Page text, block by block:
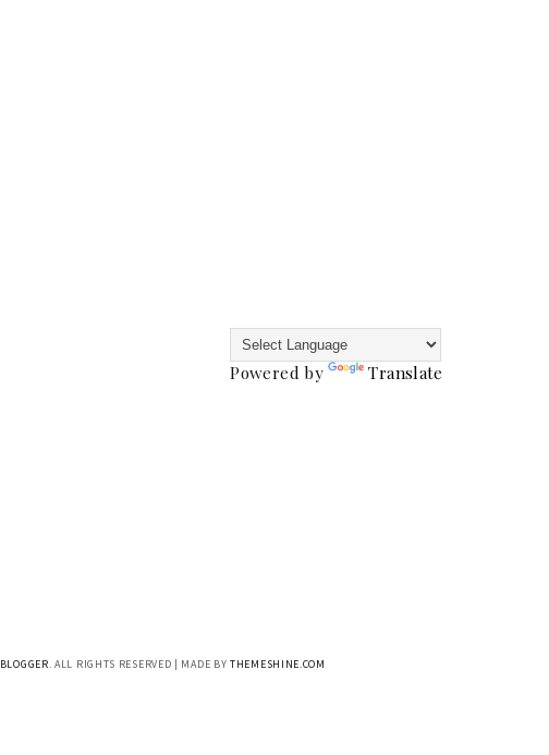
Powered by Translate
BLOGGER. ALL RIGHTS RESERVED | MADE BYTHEMESHINE.COM